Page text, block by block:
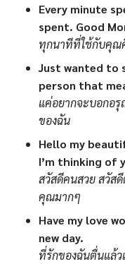
Every minute
spent. Good
ทุกนาทีที่ใช้กับคุณ
Just wanted to
person that
แค่อยากจะบอกอ
ของฉัน
Hello my
I’m thinking of
สวัสดีคนสวย สวัส
คุณมากๆ
Have my love
new day.
ที่รักของฉันตื่นแล้